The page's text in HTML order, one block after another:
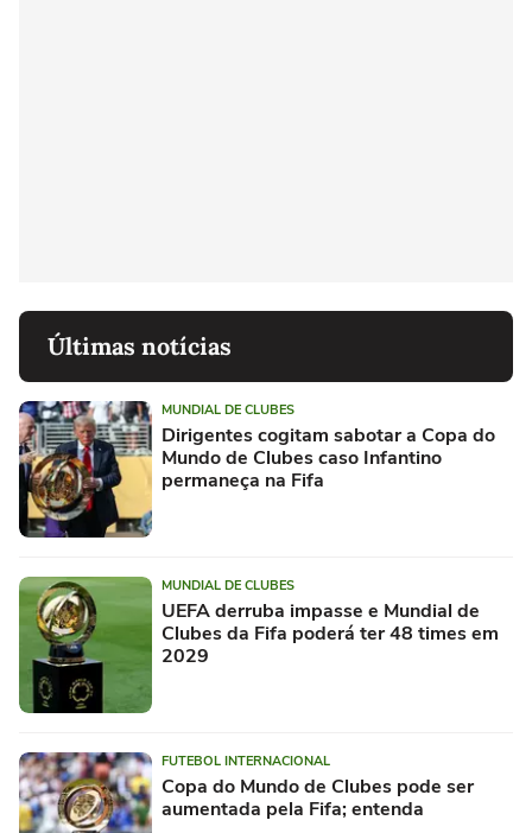
Últimas notícias
MUNDIAL DE CLUBES
Dirigentes cogitam sabotar a Copa do
Mundo de Clubes caso Infantino
permaneça na Fifa
MUNDIAL DE CLUBES
UEFA derruba impasse e Mundial de
Clubes da Fifa poderá ter 48 times em
2029
FUTEBOL INTERNACIONAL
Copa do Mundo de Clubes pode ser
aumentada pela Fifa; entenda